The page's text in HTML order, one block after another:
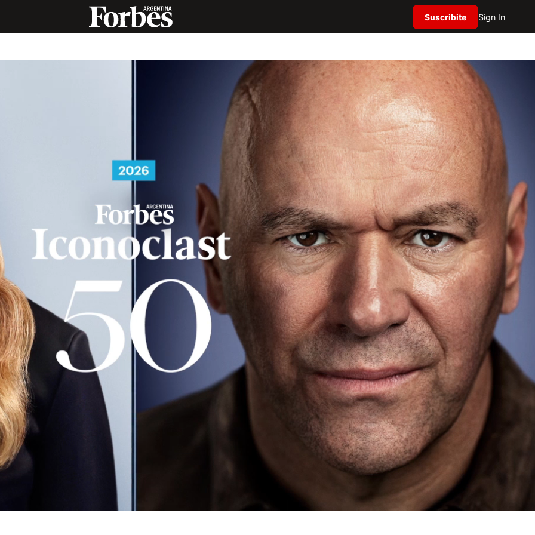
Suscribite Sign In